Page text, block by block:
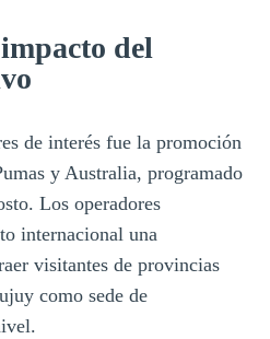
del
de interés fue la promoción
y Australia, programado
Los operadores
internacional una
visitantes de provincias
como sede de